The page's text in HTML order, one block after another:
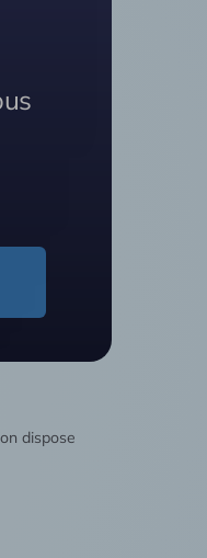
dispose